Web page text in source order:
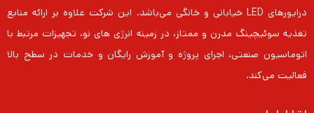
درایورهای LED خیابانی و خانگی می‌باشد. این شرکت علاوه بر ارائه منابع
تغذیه سوئیچینگ مدرن و ممتاز، در زمینه انرژی های نو، تجهیزات مرتبط با
اتوماسیون صنعتی، اجرای پروژه و آموزش رایگان و خدمات در سطح بالا
فعالیت می‌کند.